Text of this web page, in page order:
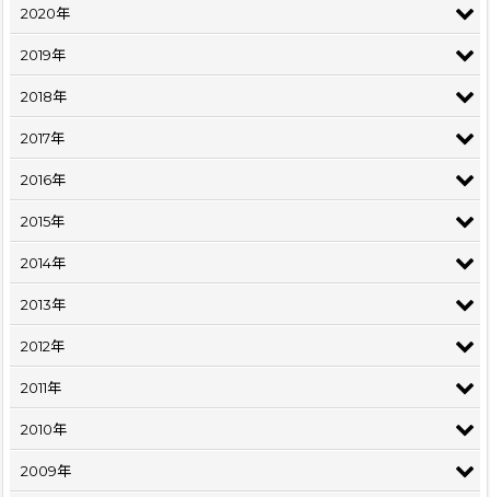
2020年
2019年
2018年
2017年
2016年
2015年
2014年
2013年
2012年
2011年
2010年
2009年